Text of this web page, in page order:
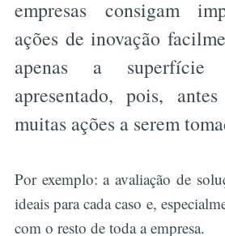
empresas consigam
ações de inovação
apenas a superfície
apresentado, pois,
muitas ações a serem
Por exemplo: a avaliação de
ideais para cada caso e,
com o resto de toda a empresa.